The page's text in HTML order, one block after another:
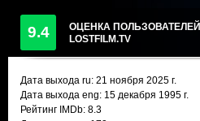
9.4
ОЦЕНКА ПОЛЬЗОВАТЕЛЕЙ
LOSTFILM.TV
Дата выхода ru: 21 ноября 2025 г.
Дата выхода eng: 15 декабря 1995 г.
Рейтинг IMDb: 8.3